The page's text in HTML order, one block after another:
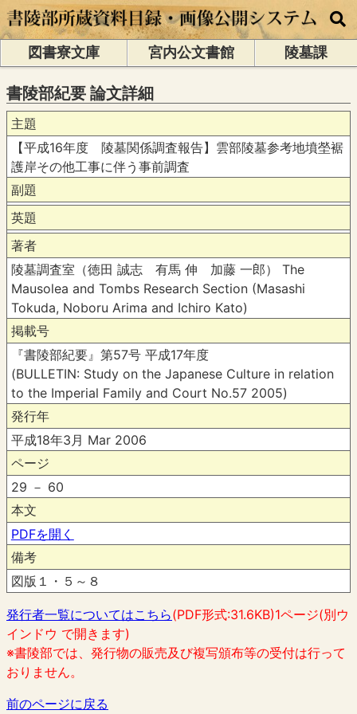
図書寮文庫 宮内公文書館 陵墓課
書陵部紀要 論文詳細
主題
【平成16年度 陵墓関係調査報告】雲部陵墓参考地墳塋裾
護岸その他工事に伴う事前調査
副題
英題
著者
陵墓調査室（徳田 誠志 有馬 伸 加藤 一郎） The
Mausolea and Tombs Research Section (Masashi
Tokuda, Noboru Arima and Ichiro Kato)
掲載号
『書陵部紀要』第57号 平成17年度
(BULLETIN: Study on the Japanese Culture in relation
to the Imperial Family and Court No.57 2005)
発行年
平成18年3月 Mar 2006
ページ
29 － 60
本文
PDFを開く
備考
図版１・５～８
発行者一覧についてはこちら(PDF形式:31.6KB)1ページ(別ウ
インドウ で開きます)
※書陵部では、発行物の販売及び複写頒布等の受付は行って
おりません。
前のページに戻る